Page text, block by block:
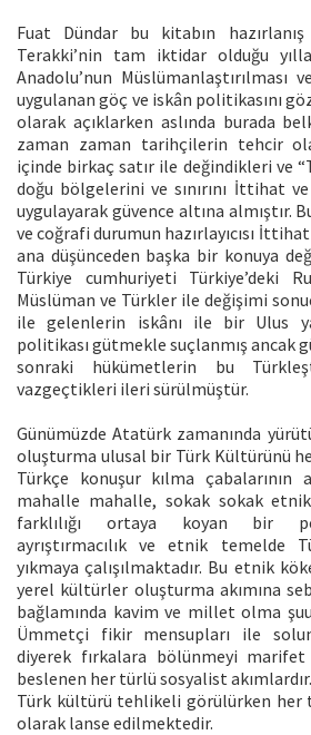
Fuat Dündar bu kitabın
Terakki’nin tam iktidar olduğu
Anadolu’nun
uygulanan göç ve iskân politikasını
olarak açıklarken aslında burada
zaman zaman tarihçilerin tehcir
içinde birkaç satır ile değindikleri ve
doğu bölgelerini ve sınırını İttihat
uygulayarak güvence altına almıştır.
ve coğrafi durumun hazırlayıcısı
ana düşünceden başka bir konuya
Türkiye cumhuriyeti Türkiye’deki
Müslüman ve Türkler ile değişimi
ile gelenlerin iskânı ile bir Ulus
politikası gütmekle suçlanmış ancak
sonraki hükümetlerin bu
vazgeçtikleri ileri sürülmüştür.
Günümüzde Atatürk zamanında
oluşturma ulusal bir Türk Kültürünü
Türkçe konuşur kılma çabalarının
mahalle mahalle, sokak sokak
farklılığı ortaya koyan bir
ayrıştırmacılık ve etnik temelde
yıkmaya çalışılmaktadır. Bu etnik
yerel kültürler oluşturma akımına
bağlamında kavim ve millet olma
Ümmetçi fikir mensupları ile
diyerek fırkalara bölünmeyi marifet
beslenen her türlü sosyalist
Türk kültürü tehlikeli görülürken
olarak lanse edilmektedir.